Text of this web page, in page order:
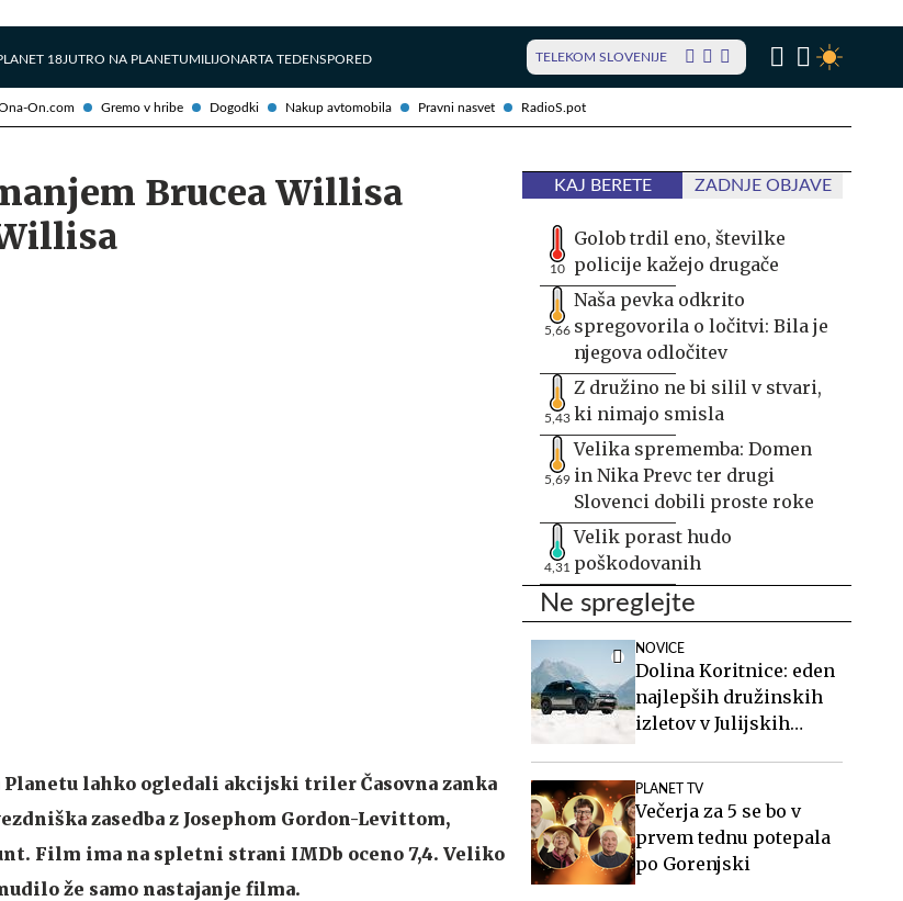
On.com Gremo v hribe Dogodki Nakup avtomobila Pravni nasvet RadioS.pot
18JUTRO NA PLANETUMILIJONARTA TEDENSPORED TELEKOM SLOVENIJE
Brucea Willisa
Planetu lahko ogledali akcijski triler Časovna zanka
zasedba z Josephom Gordon-Levittom,
Film ima na spletni strani IMDb oceno 7,4. Veliko
že samo nastajanje filma.
KAJ BERETE ZADNJE OBJAVE
10
Golob trdil eno, številke
policije kažejo drugače
5,66
Naša pevka odkrito
spregovorila o ločitvi: Bila je
njegova odločitev
5,43
Z družino ne bi silil v stvari,
ki nimajo smisla
5,69
Velika sprememba: Domen
in Nika Prevc ter drugi
Slovenci dobili proste roke
4,31
Velik porast hudo
poškodovanih
Ne spreglejte
NOVICE
Dolina Koritnice: eden
najlepših družinskih
izletov v Julijskih
PLANET TV
Večerja za 5 se bo v
prvem tednu potepala
po Gorenjski